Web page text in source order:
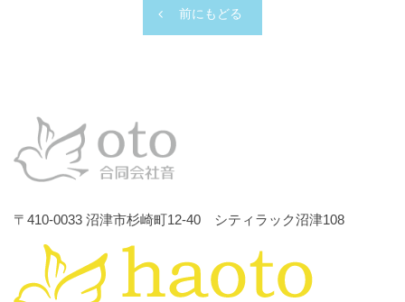
前にもどる
〒410-0033 沼津市杉崎町12-40 シティラック沼津108